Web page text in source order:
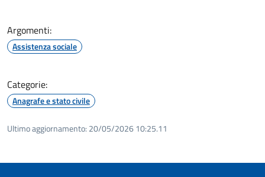
Argomenti:
Assistenza sociale
Categorie:
Anagrafe e stato civile
Ultimo aggiornamento: 20/05/2026 10:25.11